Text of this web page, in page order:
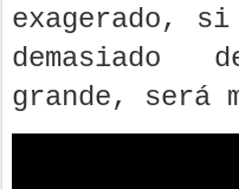
exagerado,
grande, será